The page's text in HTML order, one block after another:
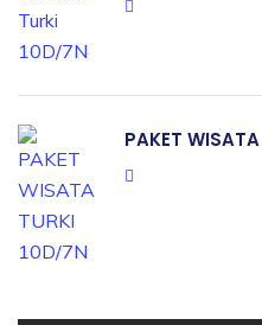
PAKET